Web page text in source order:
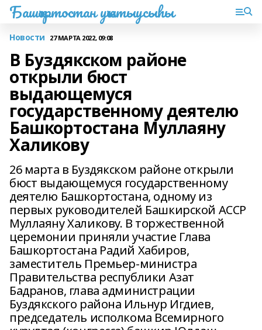
Башҡортостан уҡытыусыһы
Новости 27 МАРТА 2022, 09:08
В Буздякском районе
открыли бюст
выдающемуся
государственному деятелю
Башкортостана Муллаяну
Халикову
26 марта в Буздякском районе открыли
бюст выдающемуся государственному
деятелю Башкортостана, одному из
первых руководителей Башкирской АССР
Муллаяну Халикову. В торжественной
церемонии приняли участие Глава
Башкортостана Радий Хабиров,
заместитель Премьер-министра
Правительства республики Азат
Бадранов, глава администрации
Буздякского района Ильнур Игдиев,
председатель исполкома Всемирного